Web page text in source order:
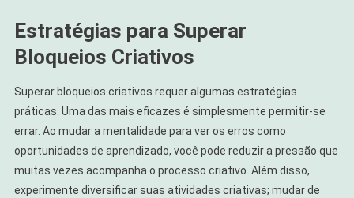
Estratégias para Superar
Bloqueios Criativos
Superar bloqueios criativos requer algumas estratégias
práticas. Uma das mais eficazes é simplesmente permitir-se
errar. Ao mudar a mentalidade para ver os erros como
oportunidades de aprendizado, você pode reduzir a pressão que
muitas vezes acompanha o processo criativo. Além disso,
experimente diversificar suas atividades criativas; mudar de